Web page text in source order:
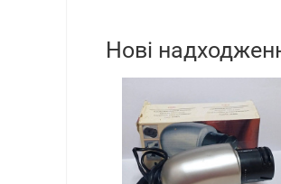
Нові